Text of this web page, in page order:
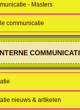
- Masters
communicatie
nieuws & artikelen